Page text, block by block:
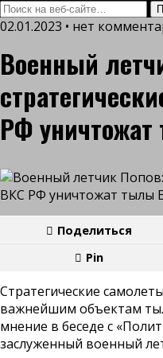
02.01.2023 • нет
Военный
РФ
Поделиться
Pin
Стратегические
важнейшим объектам
мнение в беседе с
заслуженный военный